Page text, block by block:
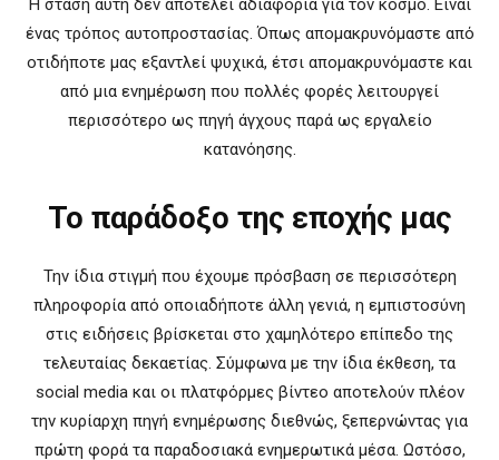
Η στάση αυτή δεν αποτελεί αδιαφορία για τον κόσμο. Είναι
ένας τρόπος αυτοπροστασίας. Όπως απομακρυνόμαστε από
οτιδήποτε μας εξαντλεί ψυχικά, έτσι απομακρυνόμαστε και
από μια ενημέρωση που πολλές φορές λειτουργεί
περισσότερο ως πηγή άγχους παρά ως εργαλείο
κατανόησης.
Το παράδοξο της εποχής μας
Την ίδια στιγμή που έχουμε πρόσβαση σε περισσότερη
πληροφορία από οποιαδήποτε άλλη γενιά, η εμπιστοσύνη
στις ειδήσεις βρίσκεται στο χαμηλότερο επίπεδο της
τελευταίας δεκαετίας. Σύμφωνα με την ίδια έκθεση, τα
social media και οι πλατφόρμες βίντεο αποτελούν πλέον
την κυρίαρχη πηγή ενημέρωσης διεθνώς, ξεπερνώντας για
πρώτη φορά τα παραδοσιακά ενημερωτικά μέσα. Ωστόσο,